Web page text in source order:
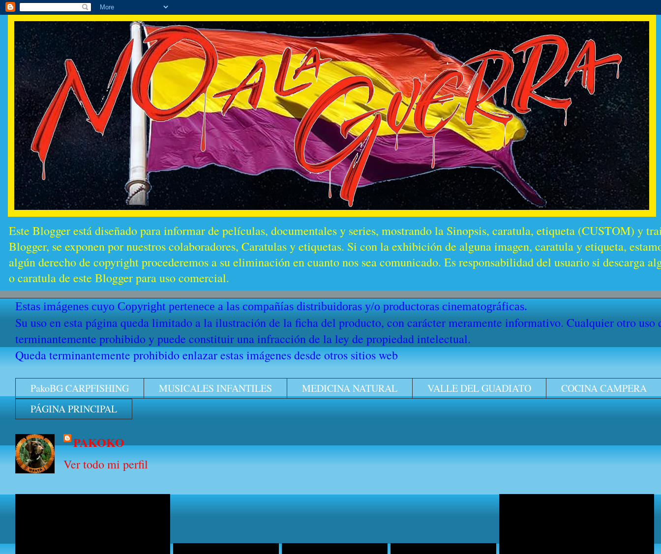
Este Blogger está diseñado para informar de películas, documentales y series, mostrando la Sinopsis, caratula, etiqueta (CUSTOM) y
Blogger, se exponen por nuestros colaboradores, Caratulas y etiquetas. Si con la exhibición de alguna imagen, caratula y etiqueta,
algún derecho de copyright procederemos a su eliminación en cuanto nos sea comunicado. Es responsabilidad del usuario si descarga
o caratula de este Blogger para uso comercial.
Estas imágenes cuyo Copyright pertenece a las compañías distribuidoras y/o productoras cinematográficas.
Su uso en esta página queda limitado a la ilustración de la ficha del producto, con carácter meramente informativo. Cualquier otro uso
terminantemente prohibido y puede constituir una infracción de la ley de propiedad intelectual.
Queda terminantemente prohibido enlazar estas imágenes desde otros sitios web
PakoBG CARPFISHING MUSICALES INFANTILES MEDICINA NATURAL VALLE DEL GUADIATO
COCINA CAMPERA
PÁGINA PRINCIPAL
PAKOKO
Ver todo mi perfil